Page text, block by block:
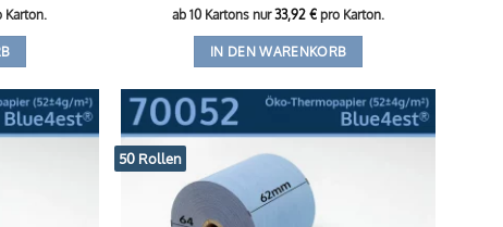
Karton.
ab 10 Kartons nur33,92€ pro Karton.
IN DEN WARENKORB
50 Rollen